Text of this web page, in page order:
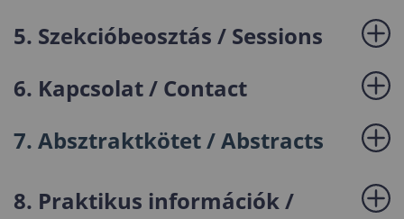
5. Szekcióbeosztás / Sessions
6. Kapcsolat / Contact
7. Absztraktkötet / Abstracts
8. Praktikus információk /